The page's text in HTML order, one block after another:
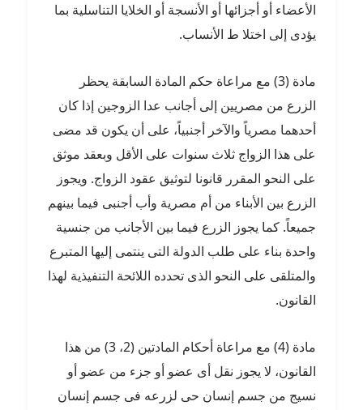
الأعضاء أو أجزائها أو الأنسجة أو الخلايا التناسلية بما
يؤدى إلى اختلا ط الأنساب.
مادة (3) مع مراعاة حكم المادة السابقة يحظر
الزرع من مصريين إلى أجانب عدا الزوجين إذا كان
أحدهما مصرياً والآخر أجنبياً، على أن يكون قد مضى
على هذا الزواج ثلاث سنوات على الأقل وبعقد موثق
على النحو المقرر قانونا لتوثيق عقود الزواج. ويجوز
الزرع بين الأبناء من أم مصرية وأب أجنبى فيما بينهم
جميعاً. كما يجوز الزرع فيما بين الأجانب من جنسية
واحدة بناء على طلب الدولة التى ينتمى إليها المتبرع
والمتلقى على النحو الذى تحدده اللائحة التنفيذية لهذا
القانون.
مادة (4) مع مراعاة أحكام المادتين (2، 3) من هذا
القانون، لا يجوز نقل أى عضو أو جزء من عضو أو
نسيج من جسم إنسان حى لزرعه فى جسم إنسان